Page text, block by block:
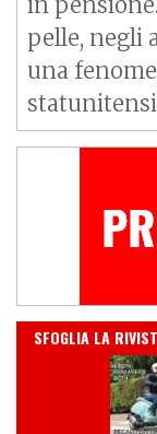
pelle, negli
una
IN EDICOLA
SFOGLIA LA